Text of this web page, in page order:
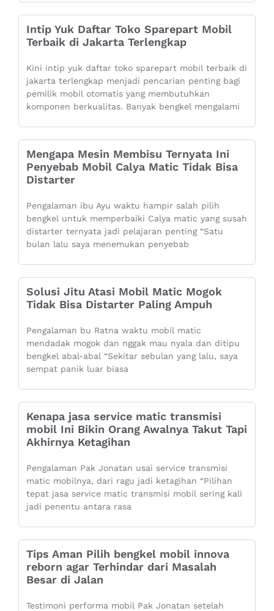
Intip Yuk Daftar Toko Sparepart Mobil
Terbaik di Jakarta Terlengkap
Kini intip yuk daftar toko sparepart mobil terbaik di
jakarta terlengkap menjadi pencarian penting bagi
pemilik mobil otomatis yang membutuhkan
komponen berkualitas. Banyak bengkel mengalami
Mengapa Mesin Membisu Ternyata Ini
Penyebab Mobil Calya Matic Tidak Bisa
Distarter
Pengalaman ibu Ayu waktu hampir salah pilih
bengkel untuk memperbaiki Calya matic yang susah
distarter ternyata jadi pelajaran penting “Satu
bulan lalu saya menemukan penyebab
Solusi Jitu Atasi Mobil Matic Mogok
Tidak Bisa Distarter Paling Ampuh
Pengalaman bu Ratna waktu mobil matic
mendadak mogok dan nggak mau nyala dan ditipu
bengkel abal-abal “Sekitar sebulan yang lalu, saya
sempat panik luar biasa
Kenapa jasa service matic transmisi
mobil Ini Bikin Orang Awalnya Takut Tapi
Akhirnya Ketagihan
Pengalaman Pak Jonatan usai service transmisi
matic mobilnya, dari ragu jadi ketagihan “Pilihan
tepat jasa service matic transmisi mobil sering kali
jadi penentu antara rasa
Tips Aman Pilih bengkel mobil innova
reborn agar Terhindar dari Masalah
Besar di Jalan
Testimoni performa mobil Pak Jonatan setelah